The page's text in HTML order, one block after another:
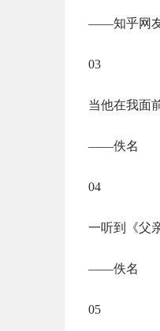
——知乎网
03
当他在我面
——佚名
04
一听到《父
——佚名
05